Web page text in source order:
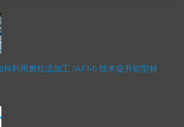
何利用磨粒流加工 (AFM) 技术提升铝型材